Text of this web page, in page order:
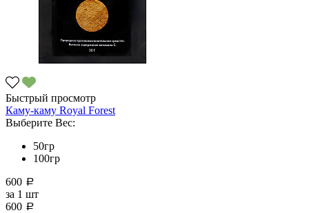
Быстрый просмотр
Каму-каму Royal Forest
Выберите Вес:
50гр
100гр
600 a
за 1 шт
600 a